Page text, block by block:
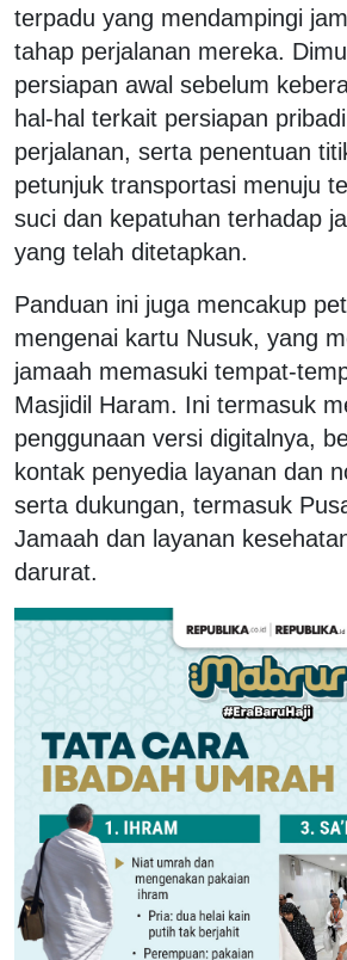
terpadu yang mendampingi
tahap perjalanan mereka.
persiapan awal sebelum
hal-hal terkait persiapan
perjalanan, serta penentuan
petunjuk transportasi menuju
suci dan kepatuhan terhadap
yang telah ditetapkan.
Panduan ini juga mencakup
mengenai kartu Nusuk, yang
jamaah memasuki tempat-
Masjidil Haram. Ini termasuk
penggunaan versi digitalnya,
kontak penyedia layanan dan
serta dukungan, termasuk
Jamaah dan layanan
darurat.